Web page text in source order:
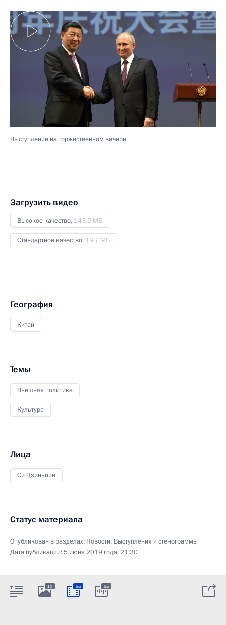
Выступление на торжественном вечере
Загрузить видео
Высокое качество, 143.5 МБ
Стандартное качество, 19.7 МБ
География
Китай
Темы
Внешняя политика
Культура
Лица
Си Цзиньпин
Статус материала
Опубликован в разделах: Новости, Выступления и стенограммы
Дата публикации:5 июня 2019 года, 21:30
10 5м 5м